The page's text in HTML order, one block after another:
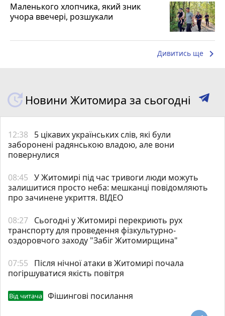
Маленького хлопчика, який зник
учора ввечері, розшукали
Дивитись ще keyboard_arrow_right
Новини Житомира за сьогодні
12:38
5 цікавих українських слів, які були
заборонені радянською владою, але вони
повернулися
08:45 У Житомирі під час тривоги люди можуть
залишитися просто неба: мешканці повідомляють
про зачинене укриття. ВІДЕО
08:27 Сьогодні у Житомирі перекриють рух
транспорту для проведення фізкультурно-
оздоровчого заходу "Забіг Житомирщина"
07:55
Після нічної атаки в Житомирі почала
погіршуватися якість повітря
Від читача Фішингові посилання